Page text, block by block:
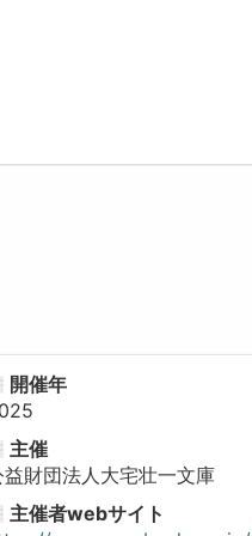
開催年
主催
益財団法人大宅壮一文庫
主催者webサイト